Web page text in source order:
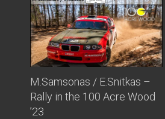
M.Samsonas / E.Snitkas –
Rally in the 100 Acre Wood
’23